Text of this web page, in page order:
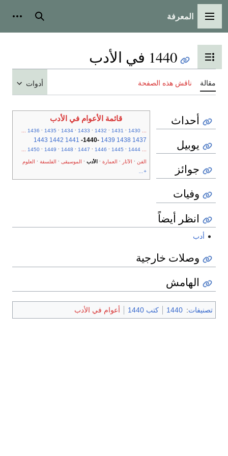
القائمة الرئيسية
المعرفة بحث
تبديل عرض جدول المحتويات
1440 في الأدب
مقالة ناقش هذه الصفحة أدوات
قائمة الأعوام في الأدب
...
1430
1431
1432
1433
1434
1435
1436
...
1437
1438
1439
-
1440
-
1441
1442
1443
...
1444
1445
1446
1447
1448
1449
1450
...
الفن الآثار العمارة الأدب الموسيقى الفلسفة
العلوم
+...
أحداث
يوبيل
جوائز
وفيات
انظر أيضاً
أدب
وصلات خارجية
الهامش
تصنيفات:
1440 كتب 1440 أعوام في الأدب